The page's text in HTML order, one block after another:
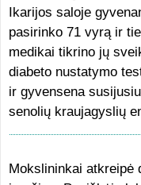
Ikarijos saloje
pasirinko 71 vyrą ir
medikai tikrino jų
diabeto nustatymo
ir gyvensena
senolių kraujagyslių
Mokslininkai atkreipė